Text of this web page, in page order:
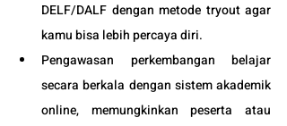
DELF/DALF dengan metode tryout agar
kamu bisa lebih percaya diri.
Pengawasan perkembangan belajar
secara berkala dengan sistem akademik
online, memungkinkan peserta atau